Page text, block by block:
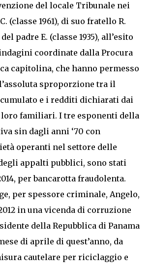
del locale Tribunale nei
(classe 1961), di suo fratello R.
padre E. (classe 1935), all’esito
coordinate dalla Procura
capitolina, che hanno permesso
sproporzione tra il
e i redditi dichiarati dai
familiari. I tre esponenti della
sin dagli anni ‘70 con
operanti nel settore delle
appalti pubblici, sono stati
per bancarotta fraudolenta.
per spessore criminale, Angelo,
in una vicenda di corruzione
della Repubblica di Panama
di aprile di quest’anno, da
cautelare per riciclaggio e